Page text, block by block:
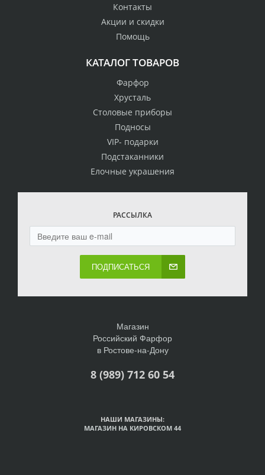
Контакты
Акции и скидки
Помощь
КАТАЛОГ ТОВАРОВ
Фарфор
Хрусталь
Столовые приборы
Подносы
VIP- подарки
Подстаканники
Елочные украшения
РАССЫЛКА
ПОДПИСАТЬСЯ
Магазин
Российский Фарфор
в Ростове-на-Дону
8 (989) 712 60 54
НАШИ МАГАЗИНЫ:
МАГАЗИН НА КИРОВСКОМ 44